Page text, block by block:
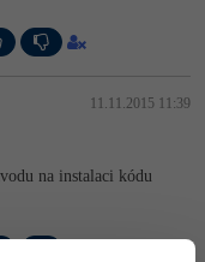
11.11.2015 11:39
na instalaci kódu